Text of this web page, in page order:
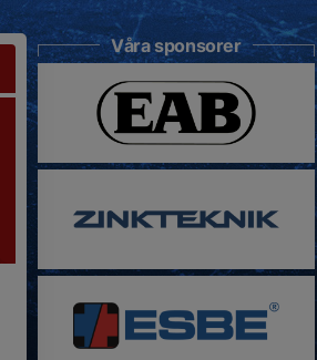
Våra sponsorer